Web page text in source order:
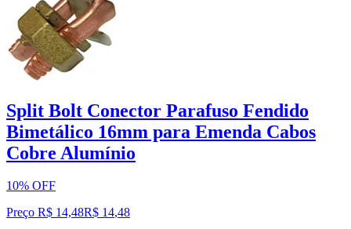
Split Bolt Conector Parafuso Fendido
Bimetálico 16mm para Emenda Cabos
Cobre Alumínio
10% OFF
Preço R$ 14,48R$ 14,48